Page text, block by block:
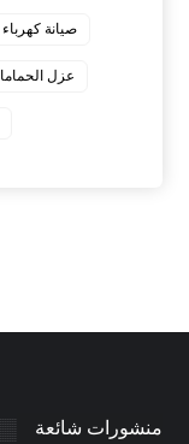
صيانة
عزل
منشورات شائعة